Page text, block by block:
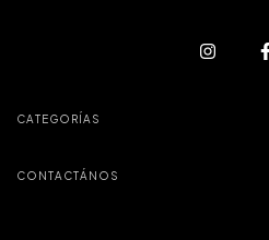
CATEGORÍAS
CONTACTÁNOS